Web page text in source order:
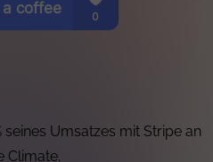
Umsatzes mit Stripe an
Climate.